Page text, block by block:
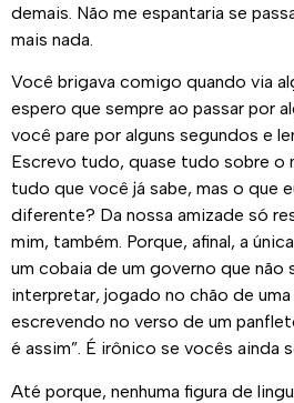
demais. Não me espantaria se
mais nada.
Você brigava comigo quando via
espero que sempre ao passar por
você pare por alguns segundos e
Escrevo tudo, quase tudo sobre o
tudo que você já sabe, mas o que
diferente? Da nossa amizade só
mim, também. Porque, afinal, a
um cobaia de um governo que não
interpretar, jogado no chão de uma
escrevendo no verso de um
é assim”. É irônico se vocês ainda
Até porque, nenhuma figura de